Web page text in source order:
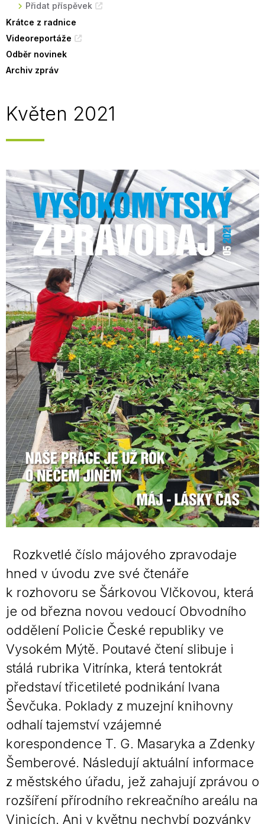
Přidat příspěvek
Krátce z radnice
Videoreportáže
Odběr novinek
Archiv zpráv
Květen 2021
Rozkvetlé číslo májového zpravodaje
hned v úvodu zve své čtenáře
k rozhovoru se Šárkovou Vlčkovou, která
je od března novou vedoucí Obvodního
oddělení Policie České republiky ve
Vysokém Mýtě. Poutavé čtení slibuje i
stálá rubrika Vitrínka, která tentokrát
představí třicetileté podnikání Ivana
Ševčuka. Poklady z muzejní knihovny
odhalí tajemství vzájemné
korespondence T. G. Masaryka a Zdenky
Šemberové. Následují aktuální informace
z městského úřadu, jež zahajují zprávou o
rozšíření přírodního rekreačního areálu na
Vinicích. Ani v květnu nechybí pozvánky